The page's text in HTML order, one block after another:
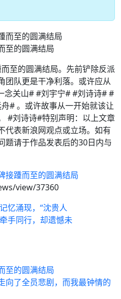
至的圆满结局
至的圆满结局。先前铲除反派
团队更是干净利落。或许应从
念关山# #刘宇宁# #刘诗诗# #
# 。或许故事从一开始就该让
#刘诗诗#特别声明：以上文章
代表新浪网观点或立场。如有
题请于作品发表后的30日内与
接踵而至的圆满结局
view/37360
忆涌现，“沈贵人
手同行，却遗憾未
至的圆满结局
向了全员悲剧，而我最钟情的